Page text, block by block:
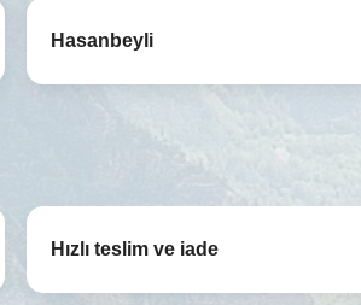
Hasanbeyli
Hızlı teslim ve iade